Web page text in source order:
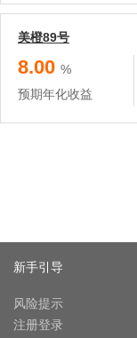
美橙89号
8.00 %
预期年化收益
新手引导
风险提示
注册登录